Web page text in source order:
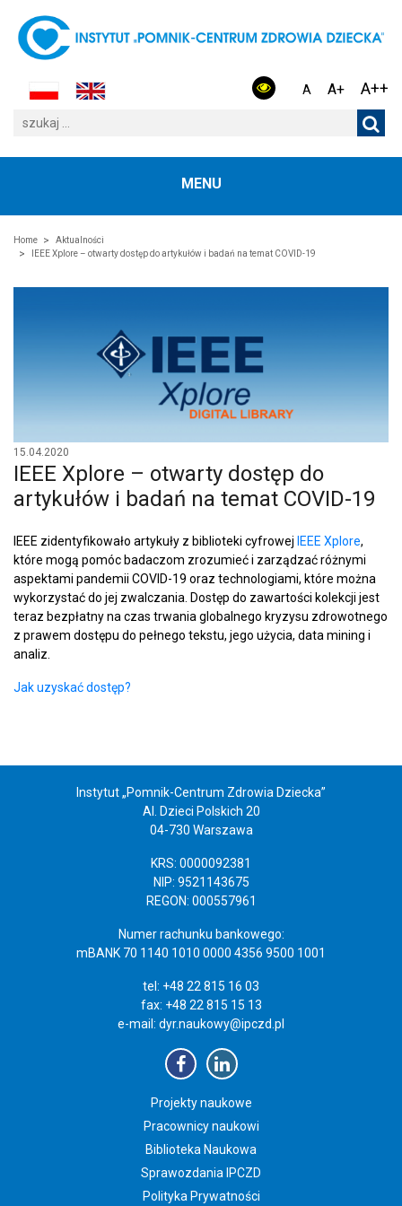
A A+ A++
MENU
Home
Aktualności
IEEE Xplore – otwarty dostęp do artykułów i badań na temat COVID-19
15.04.2020
IEEE Xplore – otwarty dostęp do
artykułów i badań na temat COVID-19
IEEE zidentyfikowało artykuły z biblioteki cyfrowej IEEE Xplore,
które mogą pomóc badaczom zrozumieć i zarządzać różnymi
aspektami pandemii COVID-19 oraz technologiami, które można
wykorzystać do jej zwalczania. Dostęp do zawartości kolekcji jest
teraz bezpłatny na czas trwania globalnego kryzysu zdrowotnego
z prawem dostępu do pełnego tekstu, jego użycia, data mining i
analiz.
Jak uzyskać dostęp?
Instytut „Pomnik-Centrum Zdrowia Dziecka”
Al. Dzieci Polskich 20
04-730 Warszawa
KRS: 0000092381
NIP: 9521143675
REGON: 000557961
Numer rachunku bankowego:
mBANK 70 1140 1010 0000 4356 9500 1001
tel: +48 22 815 16 03
fax: +48 22 815 15 13
e-mail: dyr.naukowy@ipczd.pl
Projekty naukowe
Pracownicy naukowi
Biblioteka Naukowa
Sprawozdania IPCZD
Polityka Prywatności